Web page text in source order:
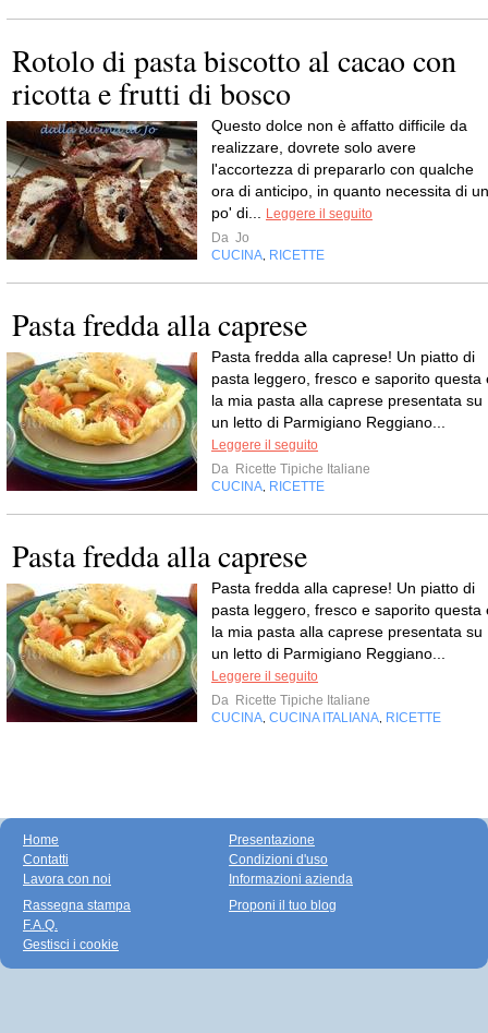
Rotolo di pasta biscotto al cacao con
ricotta e frutti di bosco
Questo dolce non è affatto difficile da
realizzare, dovrete solo avere
l'accortezza di prepararlo con qualche
ora di anticipo, in quanto necessita di un
po' di...
Leggere il seguito
Da Jo
CUCINA RICETTE
Pasta fredda alla caprese
Pasta fredda alla caprese! Un piatto di
pasta leggero, fresco e saporito questa
la mia pasta alla caprese presentata su
un letto di Parmigiano Reggiano...
Leggere il seguito
Da Ricette Tipiche Italiane
CUCINA RICETTE
Pasta fredda alla caprese
Pasta fredda alla caprese! Un piatto di
pasta leggero, fresco e saporito questa
la mia pasta alla caprese presentata su
un letto di Parmigiano Reggiano...
Leggere il seguito
Da Ricette Tipiche Italiane
CUCINA CUCINA ITALIANA RICETTE
Home
Contatti
Lavora con noi
Presentazione
Condizioni d'uso
Informazioni azienda
Rassegna stampa
F.A.Q.
Gestisci i cookie
Proponi il tuo blog